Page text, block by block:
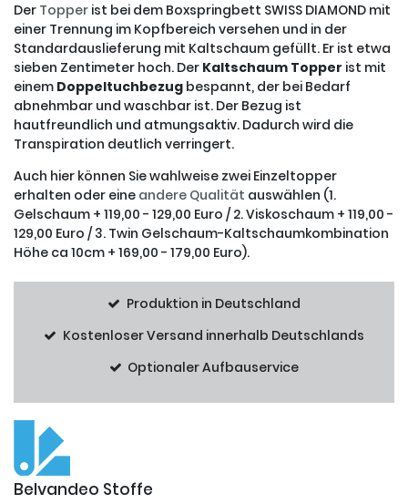
Der Topper ist bei dem Boxspringbett SWISS DIAMOND mit
einer Trennung im Kopfbereich versehen und in der
Standardauslieferung mit Kaltschaum gefüllt. Er ist etwa
sieben Zentimeter hoch. Der Kaltschaum Topper ist mit
einem Doppeltuchbezug bespannt, der bei Bedarf
abnehmbar und waschbar ist. Der Bezug ist
hautfreundlich und atmungsaktiv. Dadurch wird die
Transpiration deutlich verringert.
Auch hier können Sie wahlweise zwei Einzeltopper
erhalten oder eine andere Qualität auswählen (1.
Gelschaum + 119,00 - 129,00 Euro / 2. Viskoschaum + 119,00 -
129,00 Euro / 3. Twin Gelschaum-Kaltschaumkombination
Höhe ca 10cm + 169,00 - 179,00 Euro).
Produktion in Deutschland
Kostenloser Versand innerhalb Deutschlands
Optionaler Aufbauservice
Belvandeo Stoffe